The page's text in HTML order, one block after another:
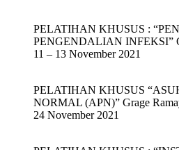
PELATIHAN KHUSUS :
PENGENDALIAN INFEKSI”
11 – 13 November 2021
PELATIHAN KHUSUS
NORMAL (APN)” Grage
24 November 2021